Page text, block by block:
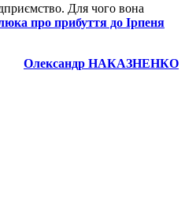
Для чого вона
про прибуття до Ірпеня
Олександр НАКАЗНЕНКО